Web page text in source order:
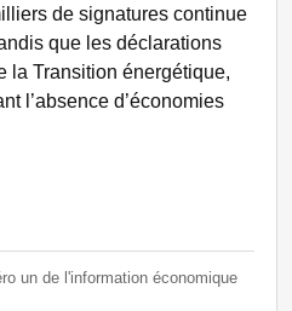
de signatures continue
que les déclarations
la Transition énergétique,
l’absence d’économies
un de l'information économique